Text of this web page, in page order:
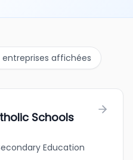
entreprises affichées
Schools
Education